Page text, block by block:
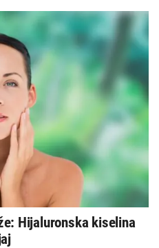
Hijaluronska kiselina